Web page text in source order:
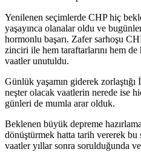
Yenilenen seçimlerde CHP hiç
yaşayınca olanalar oldu ve
hormonlu başarı. Zafer sarhoşu
zinciri ile hem taraftarlarını hem de
vaatler unutuldu.
Günlük yaşamın giderek zorlaştığı
neşter olacak vaatlerin nerede ise
günleri de mumla arar olduk.
Beklenen büyük depreme
dönüştürmek hatta tarih vererek
vaatler yıllar sonra sorulduğunda